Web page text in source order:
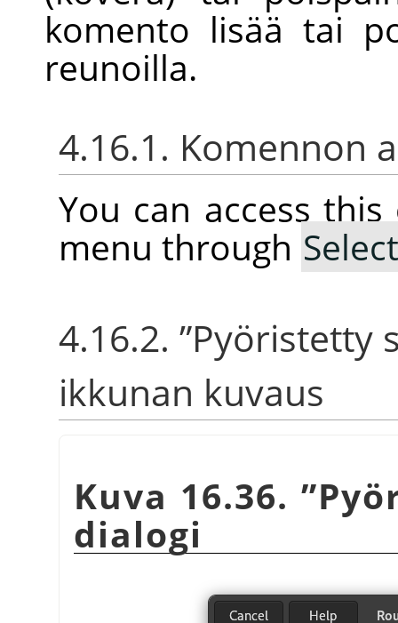
komento lisää tai
reunoilla.
4.16.1. Komennon
You can access
menu through Select
4.16.2. ”Pyöristetty
ikkunan kuvaus
Kuva 16.36. ”
dialogi